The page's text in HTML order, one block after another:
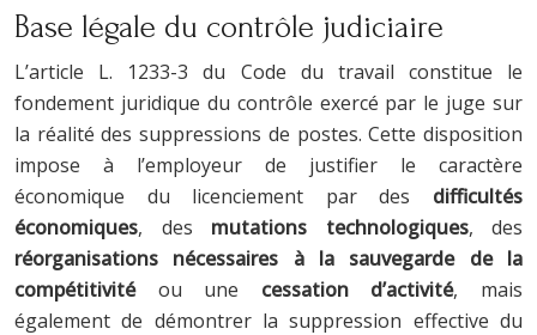
Base légale du contrôle judiciaire
L’article L. 1233-3 du Code du travail constitue le
fondement juridique du contrôle exercé par le juge sur
la réalité des suppressions de postes. Cette disposition
impose à l’employeur de justifier le caractère
économique du licenciement par des difficultés
économiques, des mutations technologiques, des
réorganisations nécessaires à la sauvegarde de la
compétitivitéou une cessation d’activité, mais
également de démontrer la suppression effective du